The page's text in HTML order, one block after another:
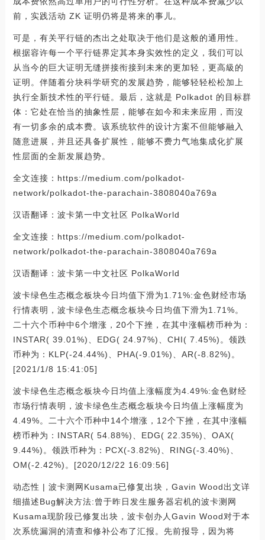
前，实践活动 ZK 证明仍将是将来的事儿。
可是，有关平行链的杰出之处取决于他们是这般的通用性。
根据容许每一个平行链界定其本身实效性的定义，我们可以
从当今的巨大证明无缝拼接衔接到未来的更加轻，更高級的
证明。伴随着分块科学研究的发展趋势，能够轻轻松松加上
执行全新技术性的平行链。最后，这就是 Polkadot 的目标群
体：它处在恰当的抽象性层，能够在如今和未来应用，而沒
有一切多余的成本费。该系统软件的设计方案不但能够融入
随意进展，并且还具备扩展性，能够不费力气地集成化扩展
性层面的全新发展趋势。
全文连接：https://medium.com/polkadot-
network/polkadot-the-parachain-3808040a769a
汉语翻译：波卡第一中文社区 PolkaWorld
全文连接：https://medium.com/polkadot-
network/polkadot-the-parachain-3808040a769a
汉语翻译：波卡第一中文社区 PolkaWorld
波卡绿色生态概念板块今日均值下滑为1.71%:金色财经市场
行情表明，波卡绿色生态概念板块今日均值下滑为1.71%。
二十六个币种中6个增涨，20个下挫，在其中涨幅榜币种为：
INSTAR( 39.01%)、EDG( 24.97%)、CHI( 7.45%)。领跌
币种为：KLP(-24.44%)、PHA(-9.01%)、AR(-8.82%)。
[2021/1/8 15:41:05]
波卡绿色生态概念板块今日均值上涨幅度为4.49%:金色财经
市场行情表明，波卡绿色生态概念板块今日均值上涨幅度为
4.49%。二十六个币种中14个增涨，12个下挫，在其中涨幅
榜币种为：INSTAR( 54.88%)、EDG( 22.35%)、OAX(
9.44%)。领跌币种为：PCX(-3.82%)、RING(-3.40%)、
OM(-2.42%)。[2020/12/22 16:09:56]
动态性 | 波卡测网Kusama已修复出块，Gavin Wood出文详
细描述Bug解决方法:曾于昨日发生服务器宕机的波卡测网
Kusama现阶段已修复出块，波卡创办人Gavin Wood对于本
次系统漏洞的清查和修补公布了汇报。先前报导，因为将